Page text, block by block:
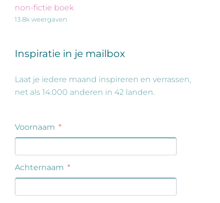
non-fictie boek
13.8k weergaven
Inspiratie in je mailbox
Laat je iedere maand inspireren en verrassen,
net als 14.000 anderen in 42 landen.